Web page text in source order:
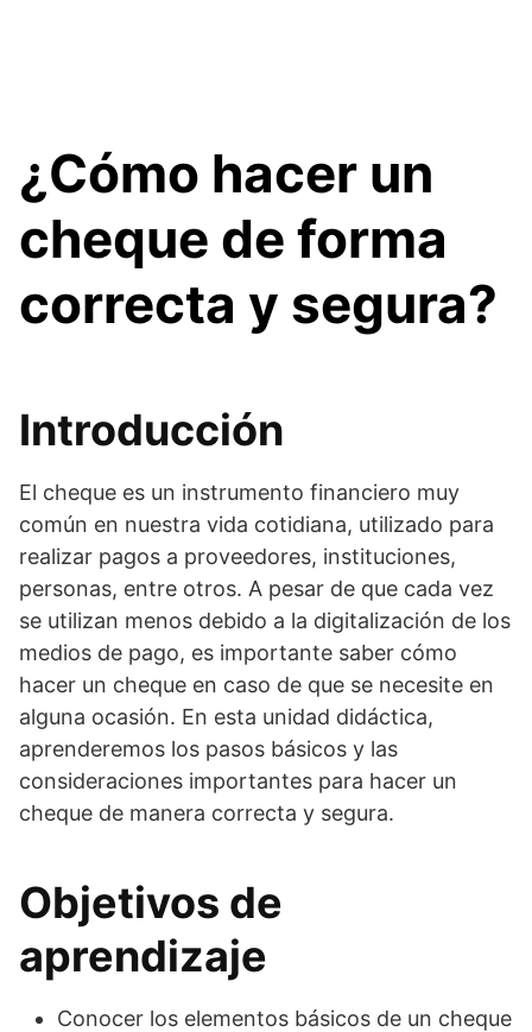
¿Cómo hacer un
cheque de forma
correcta y segura?
Introducción
El cheque es un instrumento financiero muy
común en nuestra vida cotidiana, utilizado para
realizar pagos a proveedores, instituciones,
personas, entre otros. A pesar de que cada vez
se utilizan menos debido a la digitalización de los
medios de pago, es importante saber cómo
hacer un cheque en caso de que se necesite en
alguna ocasión. En esta unidad didáctica,
aprenderemos los pasos básicos y las
consideraciones importantes para hacer un
cheque de manera correcta y segura.
Objetivos de
aprendizaje
Conocer los elementos básicos de un cheque